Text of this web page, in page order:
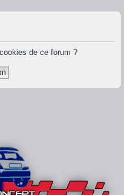
de ce forum ?